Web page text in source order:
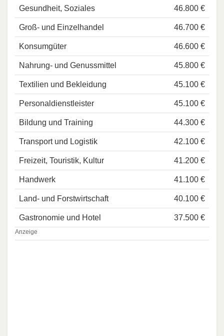
Gesundheit, Soziales 46.800 €
Groß- und Einzelhandel 46.700 €
Konsumgüter 46.600 €
Nahrung- und Genussmittel 45.800 €
Textilien und Bekleidung 45.100 €
Personaldienstleister 45.100 €
Bildung und Training 44.300 €
Transport und Logistik 42.100 €
Freizeit, Touristik, Kultur 41.200 €
Handwerk 41.100 €
Land- und Forstwirtschaft 40.100 €
Gastronomie und Hotel 37.500 €
Anzeige